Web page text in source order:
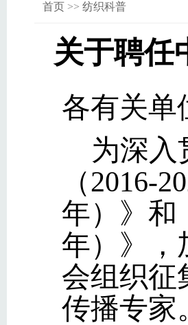
首页 >> 纺织科普
关于聘任
各有关单
为深入
（2016-
年）》和
年）》，
会组织征
传播专家